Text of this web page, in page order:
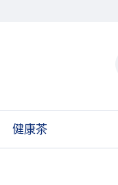
健康茶